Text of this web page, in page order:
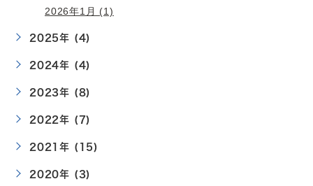
2026年1月 (1)
2025年 (4)
2024年 (4)
2023年 (8)
2022年 (7)
2021年 (15)
2020年 (3)